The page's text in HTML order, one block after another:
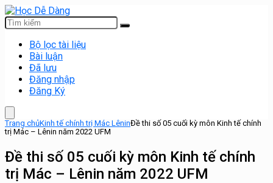
Bộ lọc tài liệu
Bài luận
Đã lưu
Đăng nhập
Đăng Ký
Trang chủKinh tế chính trị Mác LêninĐề thi số 05 cuối kỳ môn Kinh tế chính
trị Mác – Lênin năm 2022 UFM
Đề thi số 05 cuối kỳ môn Kinh tế chính
trị Mác – Lênin năm 2022 UFM